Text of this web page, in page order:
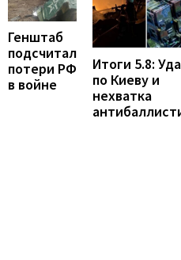
Генштаб
подсчитал
потери РФ
в войне
Итоги 5.8:
по Киеву и
нехватка